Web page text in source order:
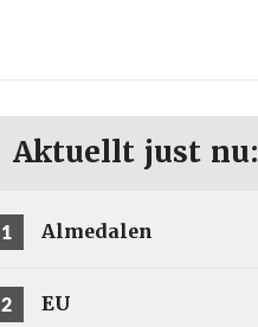
Aktuellt just nu:
1 Almedalen
2 EU